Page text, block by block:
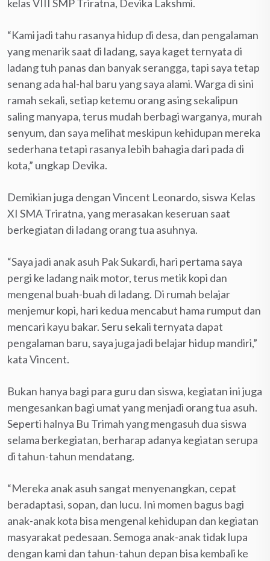
kelas VIII SMP Triratna, Devika Lakshmi.
“Kami jadi tahu rasanya hidup di desa, dan pengalaman
yang menarik saat di ladang, saya kaget ternyata di
ladang tuh panas dan banyak serangga, tapi saya tetap
senang ada hal-hal baru yang saya alami. Warga di sini
ramah sekali, setiap ketemu orang asing sekalipun
saling manyapa, terus mudah berbagi warganya, murah
senyum, dan saya melihat meskipun kehidupan mereka
sederhana tetapi rasanya lebih bahagia dari pada di
kota,” ungkap Devika.
Demikian juga dengan Vincent Leonardo, siswa Kelas
XI SMA Triratna, yang merasakan keseruan saat
berkegiatan di ladang orang tua asuhnya.
“Saya jadi anak asuh Pak Sukardi, hari pertama saya
pergi ke ladang naik motor, terus metik kopi dan
mengenal buah-buah di ladang. Di rumah belajar
menjemur kopi, hari kedua mencabut hama rumput dan
mencari kayu bakar. Seru sekali ternyata dapat
pengalaman baru, saya juga jadi belajar hidup mandiri,”
kata Vincent.
Bukan hanya bagi para guru dan siswa, kegiatan ini juga
mengesankan bagi umat yang menjadi orang tua asuh.
Seperti halnya Bu Trimah yang mengasuh dua siswa
selama berkegiatan, berharap adanya kegiatan serupa
di tahun-tahun mendatang.
“Mereka anak asuh sangat menyenangkan, cepat
beradaptasi, sopan, dan lucu. Ini momen bagus bagi
anak-anak kota bisa mengenal kehidupan dan kegiatan
masyarakat pedesaan. Semoga anak-anak tidak lupa
dengan kami dan tahun-tahun depan bisa kembali ke